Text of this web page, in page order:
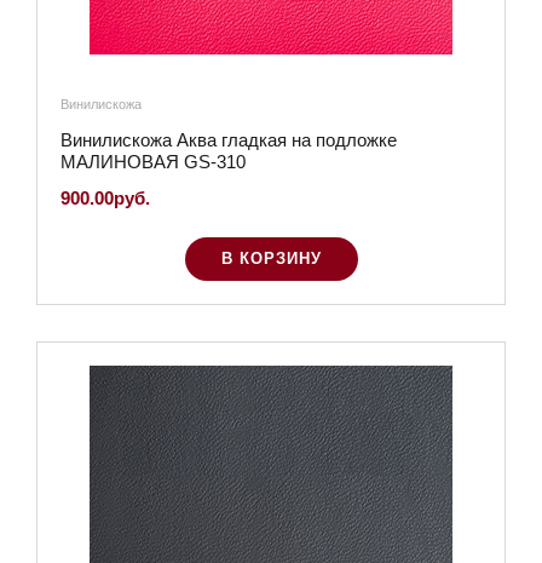
Винилискожа
Винилискожа Аква гладкая на подложке
МАЛИНОВАЯ GS-310
900.00руб.
В КОРЗИНУ